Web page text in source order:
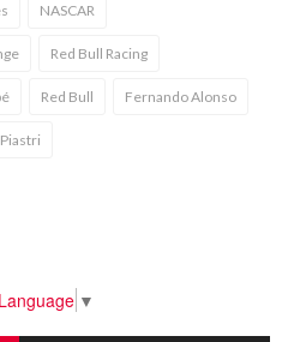
NASCAR
Red Bull Racing
Red Bull Fernando Alonso
▼